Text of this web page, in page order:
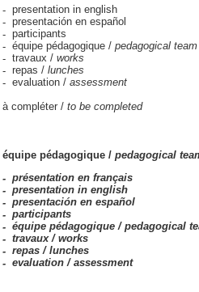
presentation in english
presentación en español
participants
équipe pédagogique / pedagogical team
travaux / works
repas / lunches
evaluation / assessment
à compléter / to be completed
équipe pédagogique / pedagogical
présentation en français
presentation in english
presentación en español
participants
équipe pédagogique / pedagogical
travaux / works
repas / lunches
evaluation / assessment